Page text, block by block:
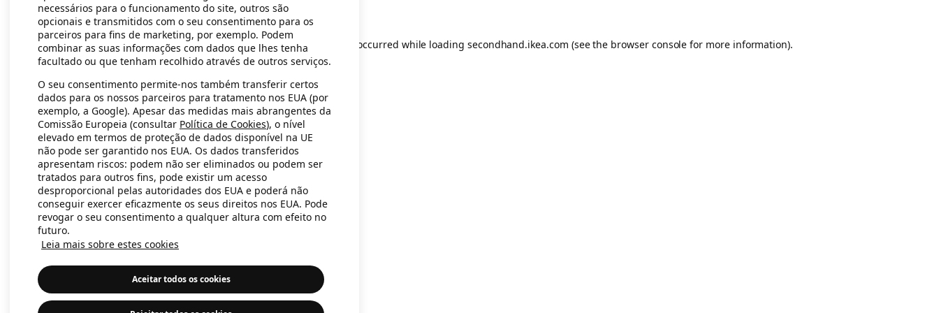
Application error: a client-side exception has occurred while loading secondhand.ikea.com (see the browser console for more information).
necessários para o funcionamento do site, outros são
opcionais e transmitidos com o seu consentimento para os
parceiros para fins de marketing, por exemplo. Podem
combinar as suas informações com dados que lhes tenha
facultado ou que tenham recolhido através de outros serviços.
O seu consentimento permite-nos também transferir certos
dados para os nossos parceiros para tratamento nos EUA (por
exemplo, a Google). Apesar das medidas mais abrangentes da
Comissão Europeia (consultar Política de Cookies), o nível
elevado em termos de proteção de dados disponível na UE
não pode ser garantido nos EUA. Os dados transferidos
apresentam riscos: podem não ser eliminados ou podem ser
tratados para outros fins, pode existir um acesso
desproporcional pelas autoridades dos EUA e poderá não
conseguir exercer eficazmente os seus direitos nos EUA. Pode
revogar o seu consentimento a qualquer altura com efeito no
futuro.
Leia mais sobre estes cookies
Aceitar todos os cookies